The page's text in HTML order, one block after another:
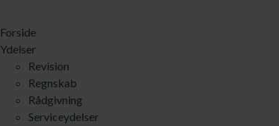
Forside
Ydelser
Revision
Regnskab
Rådgivning
Serviceydelser